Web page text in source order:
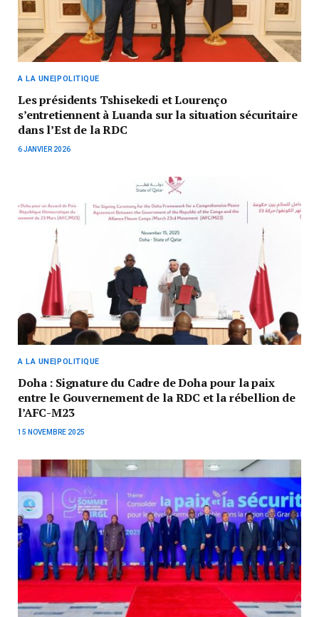
A LA UNE|POLITIQUE
Les présidents Tshisekedi et Lourenço
s’entretiennent à Luanda sur la situation sécuritaire
dans l’Est de la RDC
6 JANVIER 2026
A LA UNE|POLITIQUE
Doha : Signature du Cadre de Doha pour la paix
entre le Gouvernement de la RDC et la rébellion de
l’AFC-M23
15 NOVEMBRE 2025